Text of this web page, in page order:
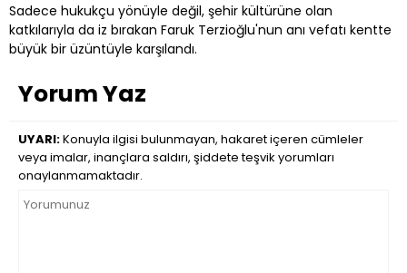
Sadece hukukçu yönüyle değil, şehir kültürüne olan
katkılarıyla da iz bırakan Faruk Terzioğlu'nun anı vefatı kentte
büyük bir üzüntüyle karşılandı.
Yorum Yaz
UYARI:Konuyla ilgisi bulunmayan, hakaret içeren cümleler
veya imalar, inançlara saldırı, şiddete teşvik yorumları
onaylanmamaktadır.